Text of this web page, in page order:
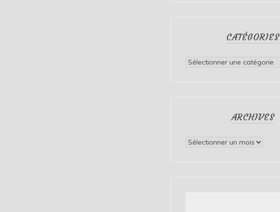
CATÉGORIES
Catégories
ARCHIVES
Archives